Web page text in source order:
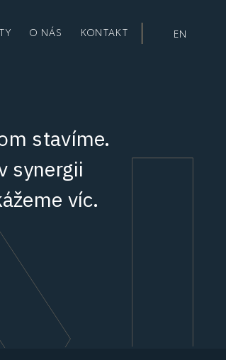
O NÁS KONTAKT EN
stavíme.
synergii
víc.